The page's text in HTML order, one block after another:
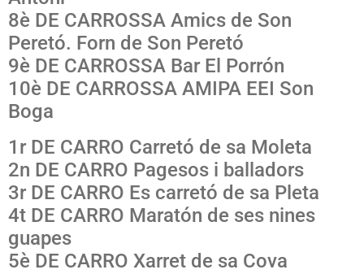
8è DE CARROSSA Amics de Son
Peretó. Forn de Son Peretó
9è DE CARROSSA Bar El Porrón
10è DE CARROSSA AMIPA EEI Son
Boga
1r DE CARRO Carretó de sa Moleta
2n DE CARRO Pagesos i balladors
3r DE CARRO Es carretó de sa Pleta
4t DE CARRO Maratón de ses nines
guapes
5è DE CARRO Xarret de sa Cova